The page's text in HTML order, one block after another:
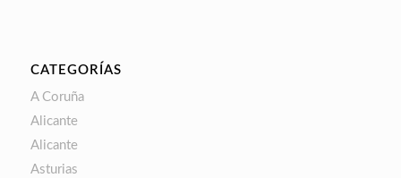
CATEGORÍAS
A Coruña
Alicante
Alicante
Asturias